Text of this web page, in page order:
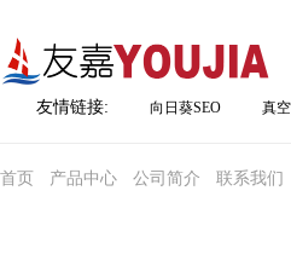
友情链接: 向日葵SEO 真
首页 产品中心 公司简介 联系我们